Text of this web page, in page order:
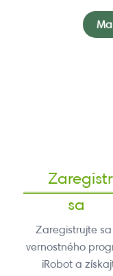
sa
Zaregistrujte
vernostného
iRobot a